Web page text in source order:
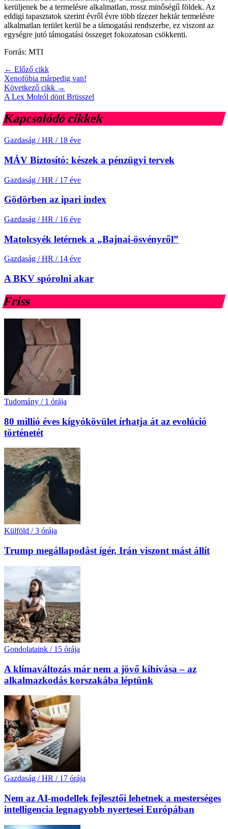
kerüljenek be a termelésre alkalmatlan, rossz minőségű földek. Az
eddigi tapasztatok szerint évről évre több tízezer hektár termelésre
alkalmatlan terület kerül be a támogatási rendszerbe, ez viszont az
egységre jutó támogatási összeget fokozatosan csökkenti.
Forrás: MTI
← Előző cikk
Xenofóbia márpedig van!
Következő cikk →
A Lex Molról dönt Brüsszel
Kapcsolódó cikkek
Gazdaság / HR / 18 éve
MÁV Biztosító: készek a pénzügyi tervek
Gazdaság / HR / 17 éve
Gödörben az ipari index
Gazdaság / HR / 16 éve
Matolcsyék letérnek a „Bajnai-ösvényről”
Gazdaság / HR / 14 éve
A BKV spórolni akar
Friss
Tudomány / 1 órája
80 millió éves kígyókövület írhatja át az evolúció
történetét
Külföld / 3 órája
Trump megállapodást ígér, Irán viszont mást állít
Gondolataink / 15 órája
A klímaváltozás már nem a jövő kihívása – az
alkalmazkodás korszakába léptünk
Gazdaság / HR / 17 órája
Nem az AI-modellek fejlesztői lehetnek a mesterséges
intelligencia legnagyobb nyertesei Európában